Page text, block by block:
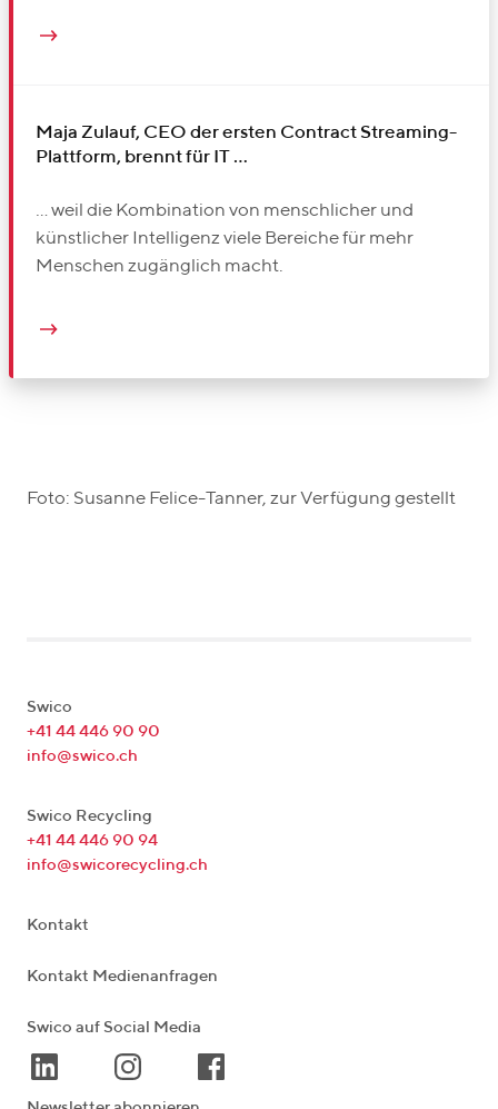
Maja Zulauf, CEO der ersten Contract Streaming-
Plattform, brennt für IT …
... weil die Kombination von menschlicher und
künstlicher Intelligenz viele Bereiche für mehr
Menschen zugänglich macht.
Foto: Susanne Felice-Tanner, zur Verfügung gestellt
Swico
+41 44 446 90 90
info@swico.ch
Swico Recycling
+41 44 446 90 94
info@swicorecycling.ch
Kontakt
Kontakt Medienanfragen
Swico auf Social Media